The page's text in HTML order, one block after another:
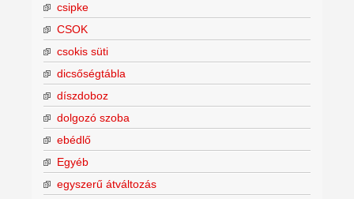
csipke
CSOK
csokis süti
dicsőségtábla
díszdoboz
dolgozó szoba
ebédlő
Egyéb
egyszerű átváltozás